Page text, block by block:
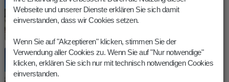
Pustertallinie - Franzensfeste, Bruneck,
Innichen
Kultur Bruneck
Webseite und unserer Dienste erklären Sie sich damit
einverstanden, dass wir Cookies setzen.
Wenn Sie auf "Akzeptieren" klicken, stimmen Sie der
Verwendung aller Cookies zu. Wenn Sie auf "Nur notwendige"
klicken, erklären Sie sich nur mit technisch notwendigen Cookies
einverstanden.